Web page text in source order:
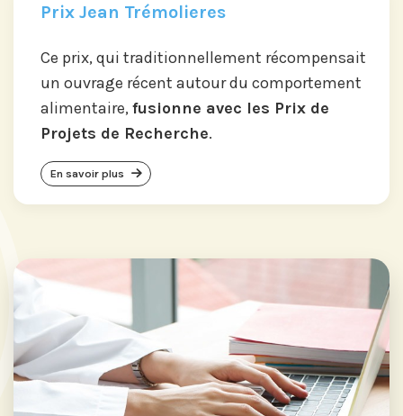
Prix Jean Trémolieres
Ce prix, qui traditionnellement récompensait
un ouvrage récent autour du comportement
alimentaire,fusionne avec les Prix de
Projets de Recherche.
En savoir plus